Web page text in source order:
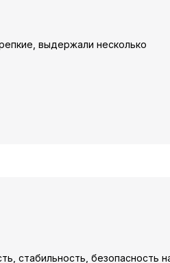
выдержали несколько
стабильность, безопасность